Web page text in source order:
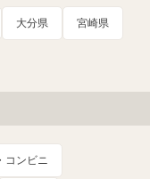
大分県 宮崎県
コンビニ